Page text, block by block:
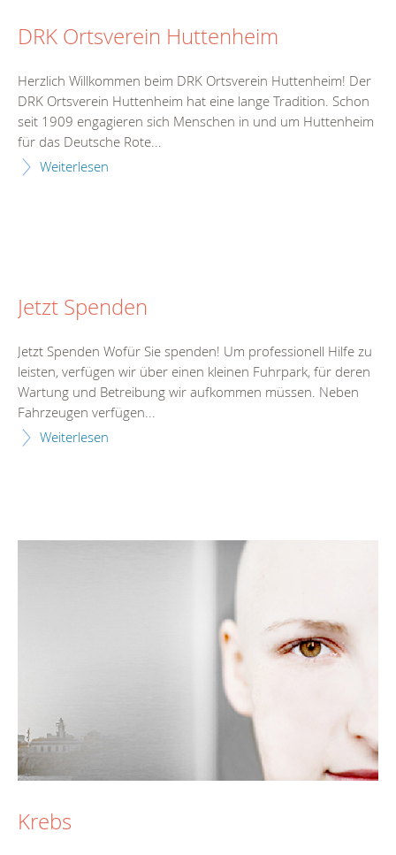
DRK Ortsverein Huttenheim
Herzlich Willkommen beim DRK Ortsverein Huttenheim! Der
DRK Ortsverein Huttenheim hat eine lange Tradition. Schon
seit 1909 engagieren sich Menschen in und um Huttenheim
für das Deutsche Rote...
Weiterlesen
Jetzt Spenden
Jetzt Spenden Wofür Sie spenden! Um professionell Hilfe zu
leisten, verfügen wir über einen kleinen Fuhrpark, für deren
Wartung und Betreibung wir aufkommen müssen. Neben
Fahrzeugen verfügen...
Weiterlesen
Krebs